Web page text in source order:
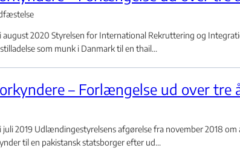
2020 Styrelsen for International Rekruttering og
som munk i Danmark til en thail...
– Forlængelse ud over tre
2019 Udlændingestyrelsens afgørelse fra november 2018 om
til en pakistansk statsborger efter ud...